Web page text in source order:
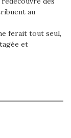
au
ferait tout seul,
et